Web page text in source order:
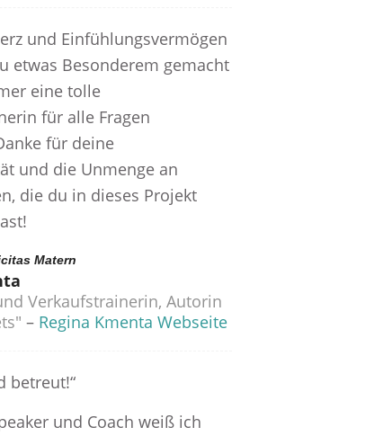
und Einfühlungsvermögen
etwas Besonderem gemacht
eine tolle
für alle Fragen
für deine
und die Unmenge an
die du in dieses Projekt
Matern
Verkaufstrainerin, Autorin
– Regina Kmenta Webseite
betreut!“
und Coach weiß ich